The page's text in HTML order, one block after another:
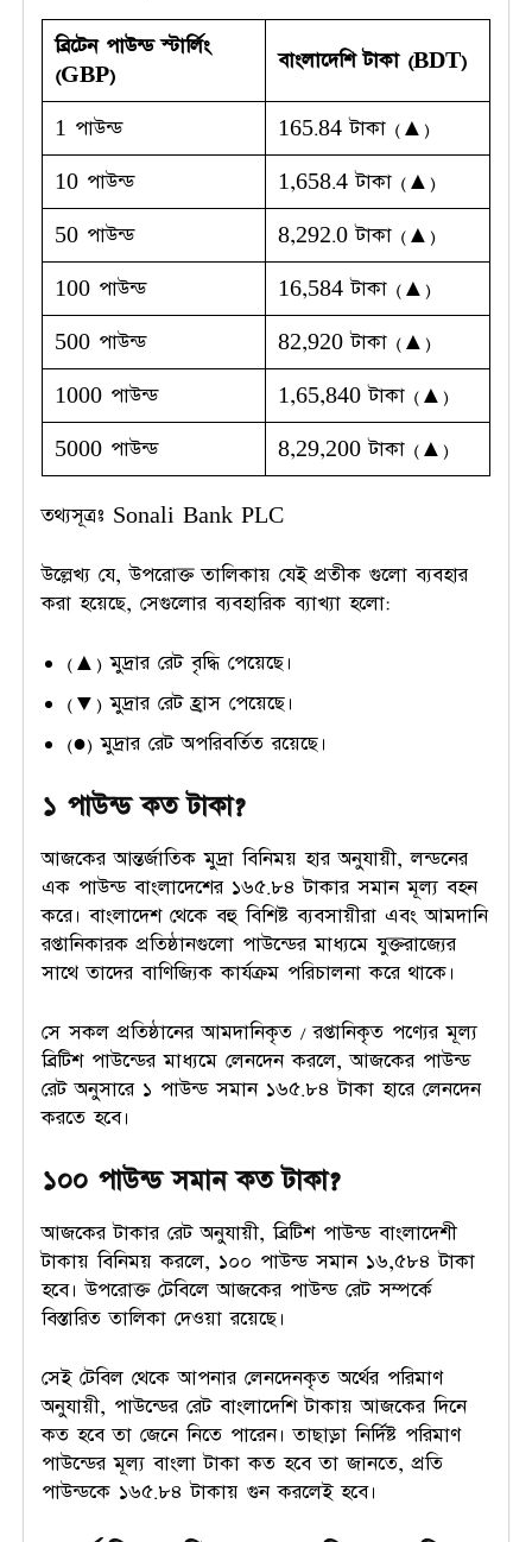
ব্রিটেন পাউন্ড স্টার্লিং
(GBP)
বাংলাদেশি টাকা (BDT)
1 পাউন্ড 165.84 টাকা (▲)
10 পাউন্ড 1,658.4 টাকা (▲)
50 পাউন্ড 8,292.0 টাকা (▲)
100 পাউন্ড 16,584 টাকা (▲)
500 পাউন্ড 82,920 টাকা (▲)
1000 পাউন্ড 1,65,840 টাকা (▲)
5000 পাউন্ড 8,29,200 টাকা (▲)
তথ্যসূত্রঃ Sonali Bank PLC
উল্লেখ্য যে, উপরোক্ত তালিকায় যেই প্রতীক গুলো ব্যবহার
করা হয়েছে, সেগুলোর ব্যবহারিক ব্যাখ্যা হলো:
(▲) মুদ্রার রেট বৃদ্ধি পেয়েছে।
(▼) মুদ্রার রেট হ্রাস পেয়েছে।
(●) মুদ্রার রেট অপরিবর্তিত রয়েছে।
১ পাউন্ড কত টাকা?
আজকের আন্তর্জাতিক মুদ্রা বিনিময় হার অনুযায়ী, লন্ডনের
এক পাউন্ড বাংলাদেশের ১৬৫.৮৪ টাকার সমান মূল্য বহন
করে। বাংলাদেশ থেকে বহু বিশিষ্ট ব্যবসায়ীরা এবং আমদানি
রপ্তানিকারক প্রতিষ্ঠানগুলো পাউন্ডের মাধ্যমে যুক্তরাজ্যের
সাথে তাদের বাণিজ্যিক কার্যক্রম পরিচালনা করে থাকে।
সে সকল প্রতিষ্ঠানের আমদানিকৃত / রপ্তানিকৃত পণ্যের মূল্য
ব্রিটিশ পাউন্ডের মাধ্যমে লেনদেন করলে, আজকের পাউন্ড
রেট অনুসারে ১ পাউন্ড সমান ১৬৫.৮৪ টাকা হারে লেনদেন
করতে হবে।
১০০ পাউন্ড সমান কত টাকা?
আজকের টাকার রেট অনুযায়ী, ব্রিটিশ পাউন্ড বাংলাদেশী
টাকায় বিনিময় করলে, ১০০ পাউন্ড সমান ১৬,৫৮৪ টাকা
হবে। উপরোক্ত টেবিলে আজকের পাউন্ড রেট সম্পর্কে
বিস্তারিত তালিকা দেওয়া রয়েছে।
সেই টেবিল থেকে আপনার লেনদেনকৃত অর্থের পরিমাণ
অনুযায়ী, পাউন্ডের রেট বাংলাদেশি টাকায় আজকের দিনে
কত হবে তা জেনে নিতে পারেন। তাছাড়া নির্দিষ্ট পরিমাণ
পাউন্ডের মূল্য বাংলা টাকা কত হবে তা জানতে, প্রতি
পাউন্ডকে ১৬৫.৮৪ টাকায় গুন করলেই হবে।